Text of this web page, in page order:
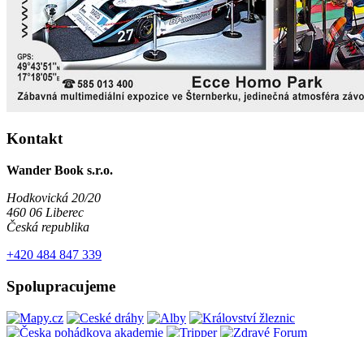
Kontakt
Wander Book s.r.o.
Hodkovická 20/20
460 06 Liberec
Česká republika
+420 484 847 339
Spolupracujeme